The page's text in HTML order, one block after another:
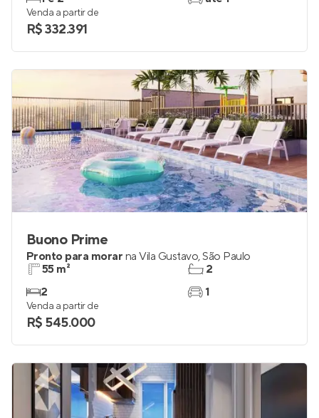
Venda a partir de
R$ 332.391
Buono Prime
Pronto para morar na Vila Gustavo,São Paulo
55 m²
2
2
1
Venda a partir de
R$ 545.000